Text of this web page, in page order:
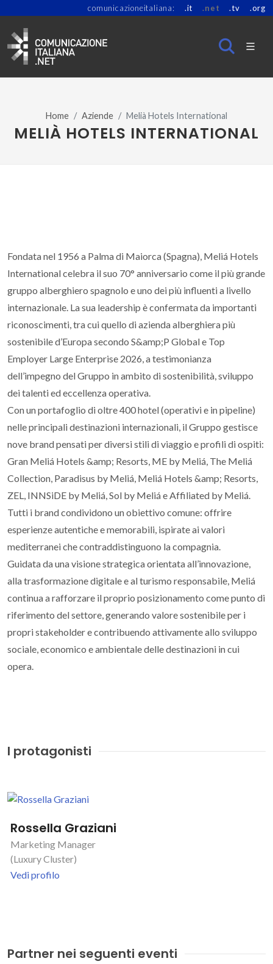
comunicazioneitaliana: .it .net .tv .org
Home Aziende Melià Hotels International
MELIÀ HOTELS INTERNATIONAL
Fondata nel 1956 a Palma di Maiorca (Spagna), Meliá Hotels
International celebra il suo 70° anniversario come il più grande
gruppo alberghiero spagnolo e uno dei più influenti a livello
internazionale. La sua leadership è confermata da importanti
riconoscimenti, tra cui quello di azienda alberghiera più
sostenibile d’Europa secondo S&amp;P Global e Top
Employer Large Enterprise 2026, a testimonianza
dell’impegno del Gruppo in ambito di sostenibilità, sviluppo
dei talenti ed eccellenza operativa.
Con un portafoglio di oltre 400 hotel (operativi e in pipeline)
nelle principali destinazioni internazionali, il Gruppo gestisce
nove brand pensati per diversi stili di viaggio e profili di ospiti:
Gran Meliá Hotels &amp; Resorts, ME by Meliá, The Meliá
Collection, Paradisus by Meliá, Meliá Hotels &amp; Resorts,
ZEL, INNSiDE by Meliá, Sol by Meliá e Affiliated by Meliá.
Tutti i brand condividono un obiettivo comune: offrire
esperienze autentiche e memorabili, ispirate ai valori
mediterranei che contraddistinguono la compagnia.
Guidata da una visione strategica orientata all’innovazione,
alla trasformazione digitale e al turismo responsabile, Meliá
continua a rafforzare il proprio posizionamento come punto di
riferimento del settore, generando valore sostenibile per i
propri stakeholder e contribuendo attivamente allo sviluppo
sociale, economico e ambientale delle destinazioni in cui
opera.
I protagonisti
Rossella Graziani
Marketing Manager
(Luxury Cluster)
Vedi profilo
Partner nei seguenti eventi